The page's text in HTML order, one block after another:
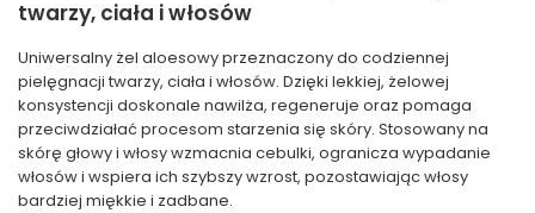
twarzy, ciała i włosów
Uniwersalny żel aloesowy przeznaczony do codziennej
pielęgnacji twarzy, ciała i włosów. Dzięki lekkiej, żelowej
konsystencji doskonale nawilża, regeneruje oraz pomaga
przeciwdziałać procesom starzenia się skóry. Stosowany na
skórę głowy i włosy wzmacnia cebulki, ogranicza wypadanie
włosów i wspiera ich szybszy wzrost, pozostawiając włosy
bardziej miękkie i zadbane.